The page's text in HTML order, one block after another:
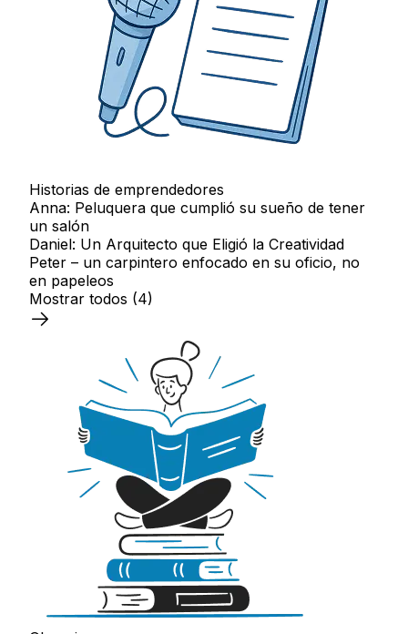
Historias de emprendedores
Anna: Peluquera que cumplió su sueño de tener
un salón
Daniel: Un Arquitecto que Eligió la Creatividad
Peter – un carpintero enfocado en su oficio, no
en papeleos
Mostrar todos (4)